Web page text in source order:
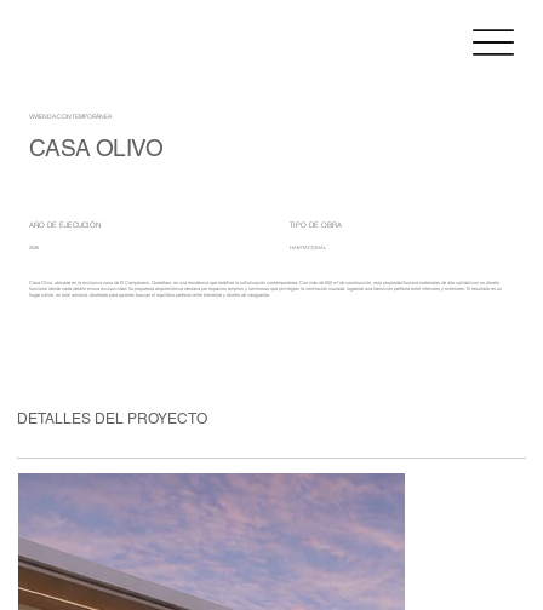
VIVIENDA CONTEMPORÁNEA
CASA OLIVO
Casa Olivo, ubicada en la exclusiva zona de El Campanario, Querétaro, es una residencia que redefine la sofisticación contemporánea. Con más de 650 m² de construcción, esta propiedad fusiona materiales de alta calidad con un diseño
funcional donde cada detalle evoca exclusividad. Su propuesta arquitectónica destaca por espacios amplios y luminosos que privilegian la ventilación cruzada, logrando una transición perfecta entre interiores y exteriores. El resultado es un
hogar sólido, en total armonía, diseñado para quienes buscan el equilibrio perfecto entre bienestar y diseño de vanguardia.
AÑO DE EJECUCIÓN
2026
TIPO DE OBRA
HABITACIONAL
DETALLES DEL PROYECTO